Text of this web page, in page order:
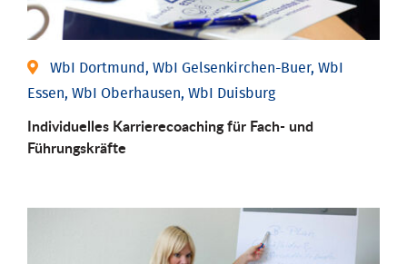
WbI Dortmund, WbI Gelsenkirchen-Buer, WbI
Essen, WbI Oberhausen, WbI Duisburg
Individu­elles Karrierecoaching für Fach-­ und
Führungs­kräfte